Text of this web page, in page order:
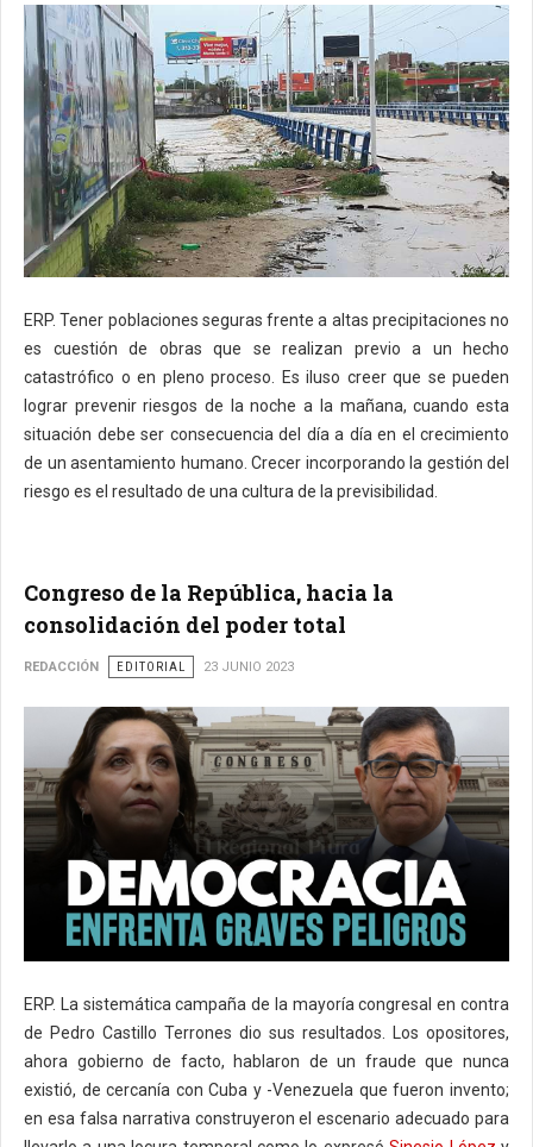
ERP. Tener poblaciones seguras frente a altas precipitaciones no
es cuestión de obras que se realizan previo a un hecho
catastrófico o en pleno proceso. Es iluso creer que se pueden
lograr prevenir riesgos de la noche a la mañana, cuando esta
situación debe ser consecuencia del día a día en el crecimiento
de un asentamiento humano. Crecer incorporando la gestión del
riesgo es el resultado de una cultura de la previsibilidad.
Congreso de la República, hacia la
consolidación del poder total
REDACCIÓN EDITORIAL 23 JUNIO 2023
ERP. La sistemática campaña de la mayoría congresal en contra
de Pedro Castillo Terrones dio sus resultados. Los opositores,
ahora gobierno de facto, hablaron de un fraude que nunca
existió, de cercanía con Cuba y -Venezuela que fueron invento;
en esa falsa narrativa construyeron el escenario adecuado para